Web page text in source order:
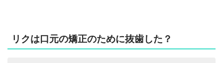
リクは口元の矯正のために抜歯した？